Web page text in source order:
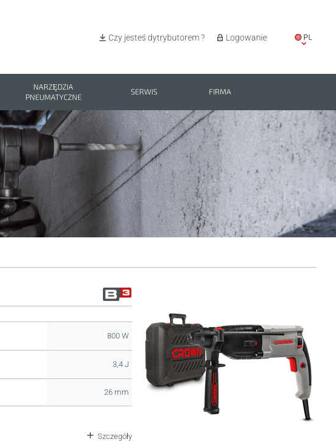
PL
BG
Logowanie
Czy jesteś dytrybutorem ?
NARZĘDZIA
PNEUMATYCZNE
SERWIS FIRMA
800 W
3,4 J
26 mm
Szczegóły